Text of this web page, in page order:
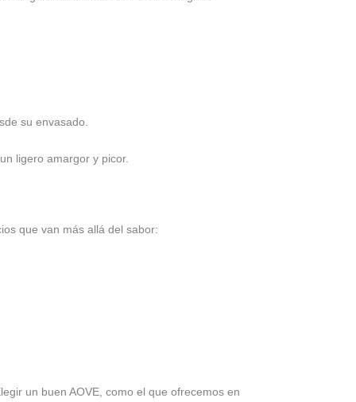
su envasado.
ligero amargor y picor.
que van más allá del sabor:
un buen AOVE, como el que ofrecemos en